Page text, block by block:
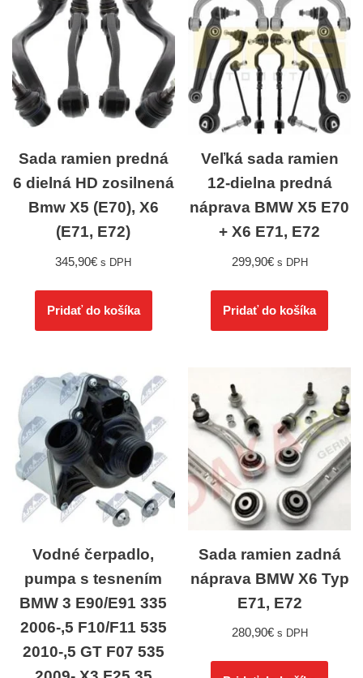
Sada ramien predná
6 dielná HD zosilnená
Bmw X5 (E70), X6
(E71, E72)
345,90€ s DPH
Pridať do košíka
Veľká sada ramien
12-dielna predná
náprava BMW X5 E70
+ X6 E71, E72
299,90€ s DPH
Pridať do košíka
Vodné čerpadlo,
pumpa s tesnením
BMW 3 E90/E91 335
2006-,5 F10/F11 535
2010-,5 GT F07 535
Sada ramien zadná
náprava BMW X6 Typ
E71, E72
280,90€ s DPH